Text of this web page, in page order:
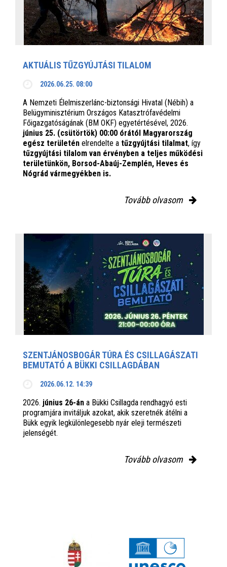
AKTUÁLIS TŰZGYÚJTÁSI TILALOM
2026.06.25. 08:00
A Nemzeti Élelmiszerlánc-biztonsági Hivatal (Nébih) a
Belügyminisztérium Országos Katasztrófavédelmi
Főigazgatóságának (BM OKF) egyetértésével, 2026.
június 25. (csütörtök) 00:00 órától Magyarország
egész területén elrendelte a tűzgyújtási tilalmat, így
tűzgyújtási tilalom van érvényben a teljes működési
területünkön, Borsod-Abaúj-Zemplén, Heves és
Nógrád vármegyékben is.
Tovább olvasom
SZENTJÁNOSBOGÁR TÚRA ÉS CSILLAGÁSZATI
BEMUTATÓ A BÜKKI CSILLAGDÁBAN
2026.06.12. 14:39
2026. június 26-án a Bükki Csillagda rendhagyó esti
programjára invitáljuk azokat, akik szeretnék átélni a
Bükk egyik legkülönlegesebb nyár eleji természeti
jelenségét.
Tovább olvasom